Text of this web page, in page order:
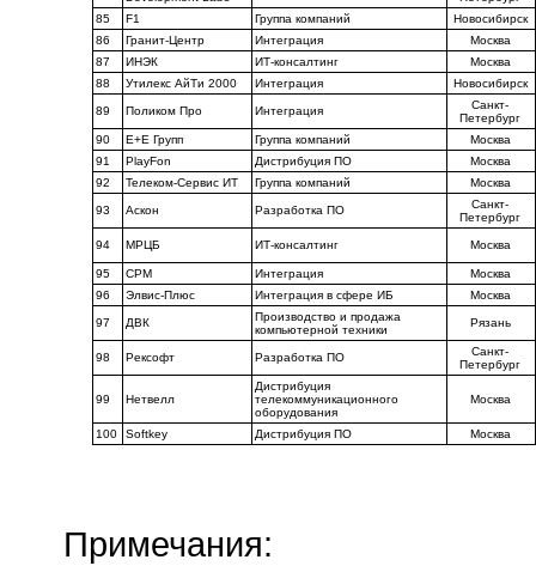
85
F1 Группа компаний
Новосибирск
86
Гранит-Центр Интеграция
Москва
87
ИНЭК ИТ-консалтинг
Москва
88
Утилекс АйТи 2000 Интеграция Новосибирск
89 Поликом Про Интеграция
Санкт-
Петербург
90
Е+Е Групп Группа компаний
Москва
91
PlayFon Дистрибуция ПО
Москва
92
Телеком-Сервис ИТ Группа компаний Москва
93 Аскон Разработка ПО
Санкт-
Петербург
94 МРЦБ ИТ-консалтинг Москва
95 CPM Интеграция
Москва
96
Элвис-Плюс Интеграция в сфере ИБ Москва
97 ДВК
Производство и продажа
компьютерной техники
Рязань
98 Рексофт Разработка ПО
Санкт-
Петербург
99 Нетвелл
Дистрибуция
телекоммуникационного
оборудования
Москва
100 Softkey Дистрибуция ПО Москва
Примечания: